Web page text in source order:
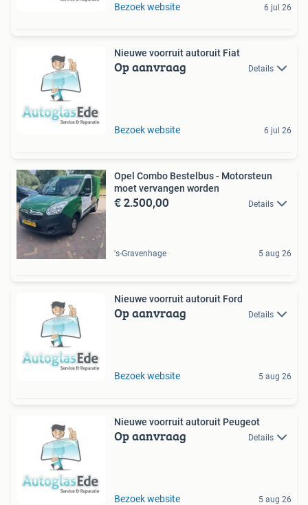
Bezoek website 6 jul 26
Nieuwe voorruit autoruit Fiat
Op aanvraag Details
Bezoek website 6 jul 26
Opel Combo Bestelbus - Motorsteun
moet vervangen worden
€ 2.500,00 Details
's-Gravenhage 5 aug 26
Nieuwe voorruit autoruit Ford
Op aanvraag Details
Bezoek website 5 aug 26
Nieuwe voorruit autoruit Peugeot
Op aanvraag Details
Bezoek website 5 aug 26